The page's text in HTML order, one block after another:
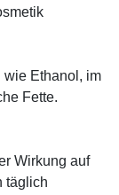
wie Ethanol, im
Fette.
Wirkung auf
täglich